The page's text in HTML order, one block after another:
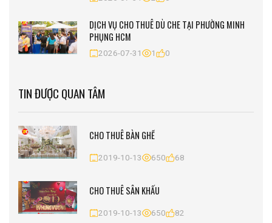
DỊCH VỤ CHO THUÊ DÙ CHE TẠI PHƯỜNG MINH
PHỤNG HCM
2026-07-31 1 0
TIN ĐƯỢC QUAN TÂM
CHO THUÊ BÀN GHẾ
2019-10-13 650 68
CHO THUÊ SÂN KHẤU
2019-10-13 650 82